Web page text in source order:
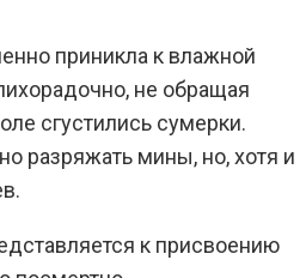
приникла к влажной
не обращая
сгустились сумерки.
разряжать мины, но, хотя и
к присвоению